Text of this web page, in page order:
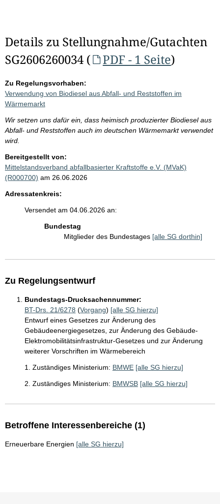
Details zu Stellungnahme/Gutachten
SG2606260034 (
PDF - 1 Seite)
Zu Regelungsvorhaben:
Verwendung von Biodiesel aus Abfall- und Reststoffen im
Wärmemarkt
Wir setzen uns dafür ein, dass heimisch produzierter Biodiesel aus
Abfall- und Reststoffen auch im deutschen Wärmemarkt verwendet
wird.
Bereitgestellt von:
Mittelstandsverband abfallbasierter Kraftstoffe e.V. (MVaK)
(R000700) am 26.06.2026
Adressatenkreis:
Versendet am 04.06.2026 an:
Bundestag
Mitglieder des Bundestages [alle SG dorthin]
Zu Regelungsentwurf
Bundestags-Drucksachennummer:
BT-Drs. 21/6278 (Vorgang) [alle SG hierzu]
Entwurf eines Gesetzes zur Änderung des
Gebäudeenergiegesetzes, zur Änderung des Gebäude-
Elektromobilitätsinfrastruktur-Gesetzes und zur Änderung
weiterer Vorschriften im Wärmebereich
1. Zuständiges Ministerium: BMWE [alle SG hierzu]
2. Zuständiges Ministerium: BMWSB [alle SG hierzu]
Betroffene Interessenbereiche (1)
Erneuerbare Energien [alle SG hierzu]